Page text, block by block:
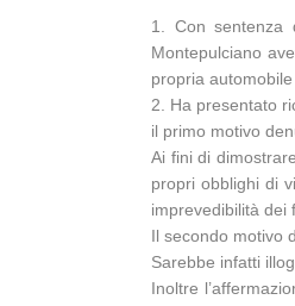
1. Con sentenza
Montepulciano
propria
2. Ha presentato
il primo motivo
Ai fini di
propri obblighi di
imprevedibilità dei
Il secondo motivo
Sarebbe infatti
Inoltre